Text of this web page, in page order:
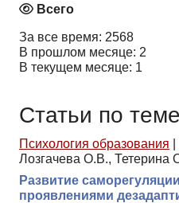
Всего
За все время: 2568
В прошлом месяце: 2
В текущем месяце: 1
Статьи по теме
Психология образования
Лозгачева О.В., Тетерина
Развитие
проявлениями